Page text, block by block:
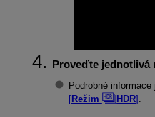
Proveďte jednotlivá
Podrobné
[Režim HDR] .